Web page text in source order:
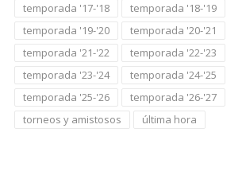
temporada '17-'18
temporada '18-'19
temporada '19-'20
temporada '20-'21
temporada '21-'22
temporada '22-'23
temporada '23-'24
temporada '24-'25
temporada '25-'26
temporada '26-'27
torneos y amistosos
última hora